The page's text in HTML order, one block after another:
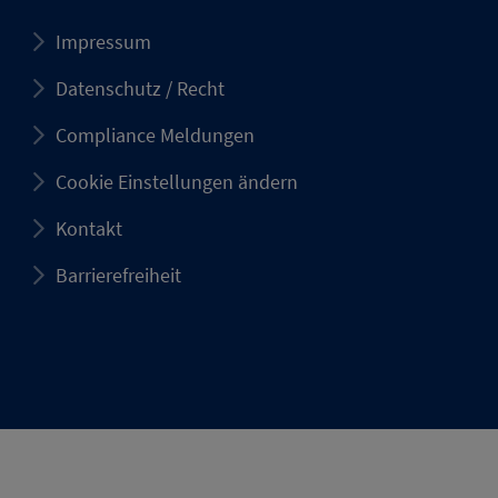
Impressum
Datenschutz / Recht
Compliance Meldungen
Cookie Einstellungen ändern
Kontakt
Barrierefreiheit